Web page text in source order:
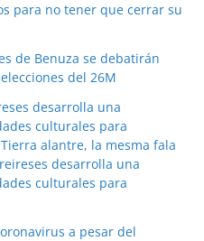
para no tener que cerrar su
de Benuza se debatirán
del 26M
desarrolla una
culturales para
alantre, la mesma fala
desarrolla una
culturales para
a pesar del